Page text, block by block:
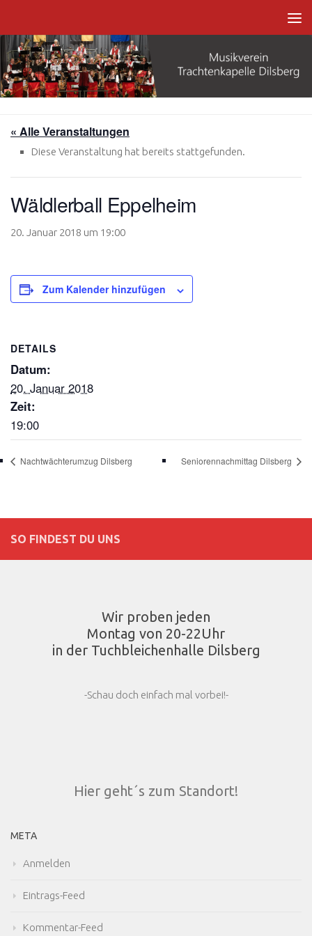
« Alle Veranstaltungen
Diese Veranstaltung hat bereits stattgefunden.
Wäldlerball Eppelheim
20. Januar 2018 um 19:00
Zum Kalender hinzufügen
DETAILS
Datum:
20. Januar 2018
Zeit:
19:00
Nachtwächterumzug Dilsberg Seniorennachmittag Dilsberg
SO FINDEST DU UNS
Wir proben jeden
Montag von 20-22Uhr
in der Tuchbleichenhalle Dilsberg
-Schau doch einfach mal vorbei!-
Hier geht´s zum Standort!
META
Anmelden
Eintrags-Feed
Kommentar-Feed